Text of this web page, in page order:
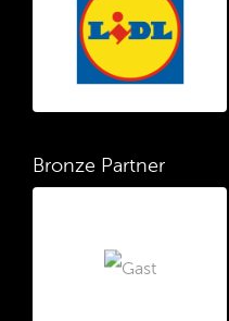
Bronze Partner